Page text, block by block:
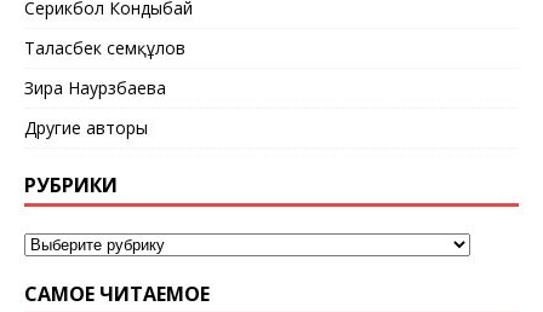
Серикбол Кондыбай
Таласбек Әсемқұлов
Зира Наурзбаева
Другие авторы
РУБРИКИ
САМОЕ ЧИТАЕМОЕ